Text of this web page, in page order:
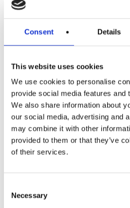
Consent Details
This website uses cookies
We use cookies to personalise
provide social media features and
We also share information about
our social media, advertising and
may combine it with other
provided to them or that they’ve
of their services.
Selection
Necessary
Angela Mobile Makeup / As
26 Settembre 2018
8 Settembre 2017
Revista OPUS
29 Gennaio 2016
Lonely Planet
29 Gennaio 2016
Vogue
28 Gennaio 2016
Settembre 2018